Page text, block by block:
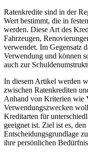
Ratenkredite sind in⁤ der‍
Wert bestimmt, die‌ in
⁢werden. ⁤Diese Art des
Fahrzeugen,
verwendet. Im Gegensatz
Verwendung und können
auch⁣ zur‌
In diesem Artikel werden​
zwischen Ratenkrediten
Anhand von Kriterien wie
Verwendungszwecken
⁢Kreditarten für
⁣geeignet ist. Ziel ⁣ist es,
Entscheidungsgrundlage
ihre persönlichen